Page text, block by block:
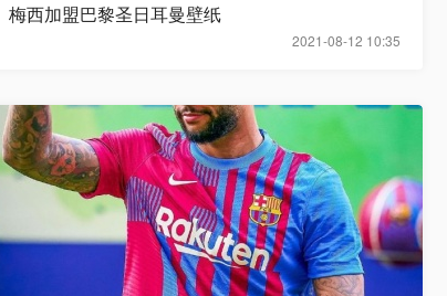
2021-08-12 10:35
梅西加盟巴黎圣日耳曼壁纸